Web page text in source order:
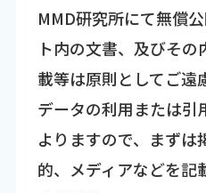
MMD研究所にて無償
ト内の文書、及びそ
載等は原則としてご遠
データの利用または引
よりますので、まずは
的、メディアなどを記